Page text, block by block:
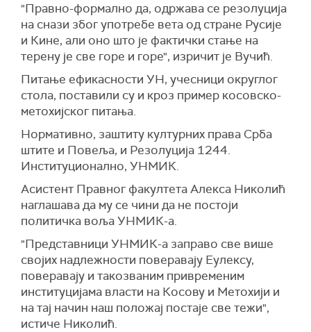
"Правно-формално да, одржава се резолуција
на снази због употребе вета од стране Русије
и Кине, али оно што је фактички стање на
терену је све горе и горе", изричит је Вучић.
Питање ефикасности УН, учесници округлог
стола, поставили су и кроз пример косовско-
метохијског питања.
Нормативно, заштиту културних права Срба
штите и Повеља, и Резолуција 1244.
Институционално, УНМИК.
Асистент Правног факултета Алекса Николић
наглашава да му се чини да не постоји
политичка воља УНМИК-а.
"Представници УНМИК-а заправо све више
својих надлежности поверавају Еулексу,
поверавају и такозваним привременим
институцијама власти на Косову и Метохији и
на тај начин наш положај постаје све тежи",
истиче Николић.